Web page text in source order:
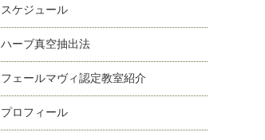
スケジュール
ハーブ真空抽出法
フェールマヴィ認定教室紹介
プロフィール